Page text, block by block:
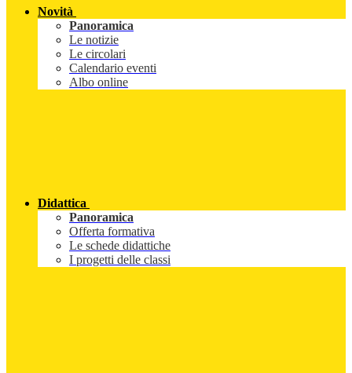
Novità
Panoramica
Le notizie
Le circolari
Calendario eventi
Albo online
Didattica
Panoramica
Offerta formativa
Le schede didattiche
I progetti delle classi